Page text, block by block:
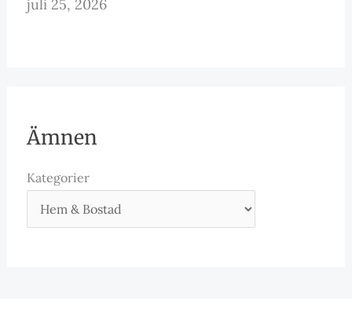
juli 25, 2026
Ämnen
Kategorier